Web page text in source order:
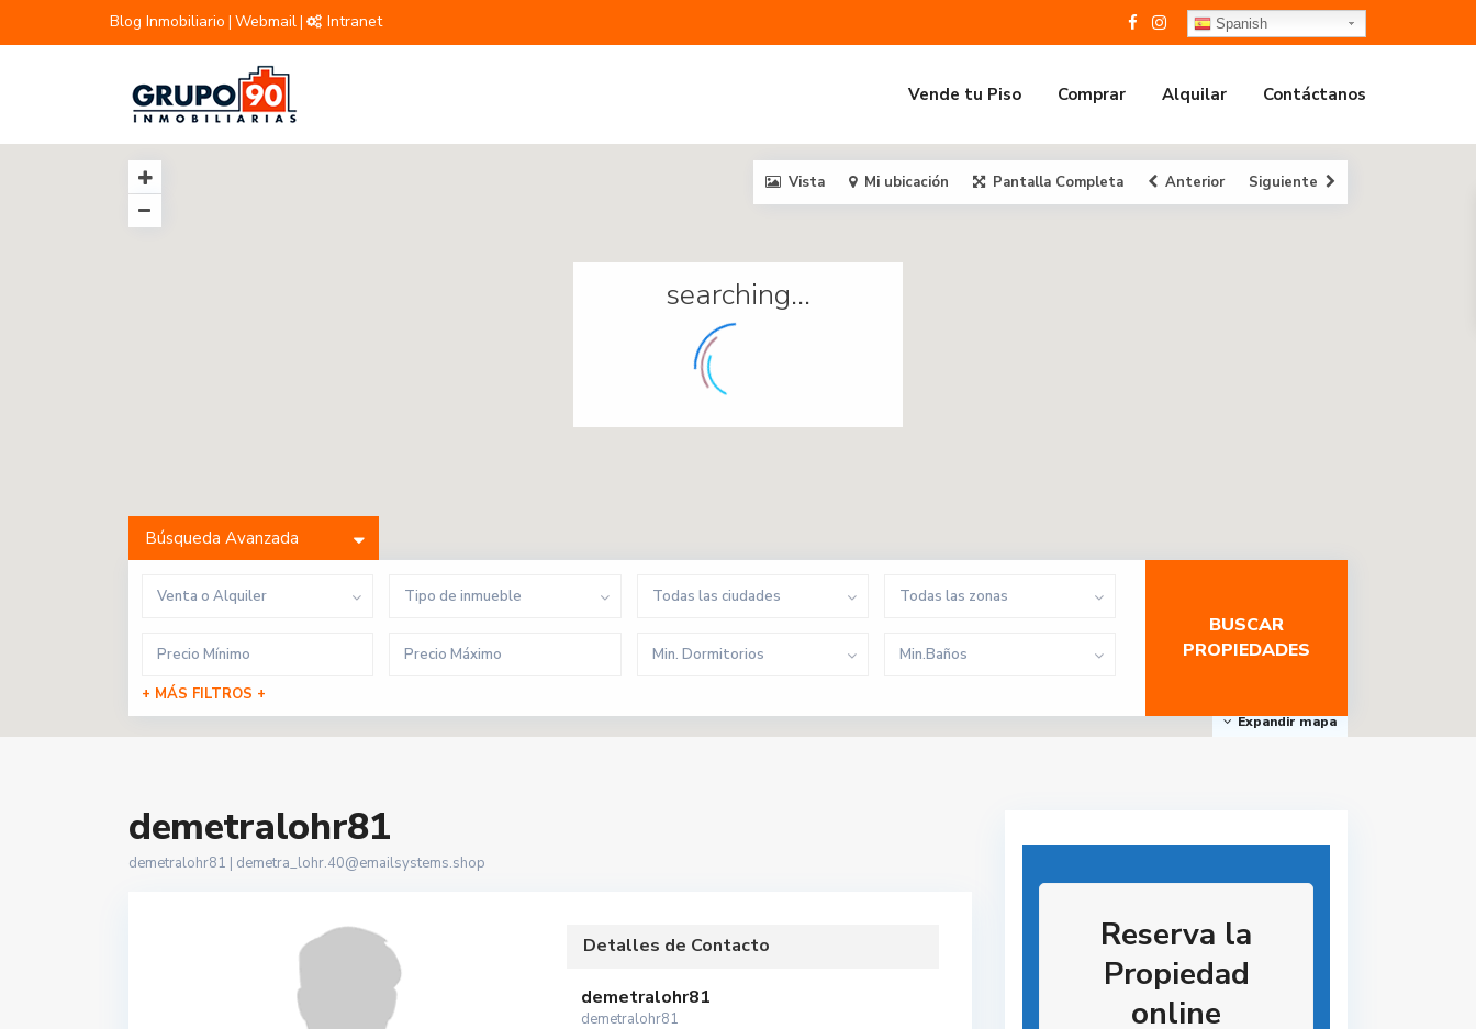
Blog Inmobiliario | Webmail| Intranet Spanish
Vende tu Piso Comprar Alquilar Contáctanos
searching...
Expandir mapa
Vista Mi ubicación Pantalla Completa Anterior Siguiente
Búsqueda Avanzada
Venta o Alquiler Tipo de inmueble Todas las ciudades Todas las zonas
Min. Dormitorios
Min.Baños
+ MÁS FILTROS +
demetralohr81
demetralohr81 | demetra_lohr.40@emailsystems.shop
Detalles de Contacto
demetralohr81
demetralohr81
Reserva la
Propiedad
online